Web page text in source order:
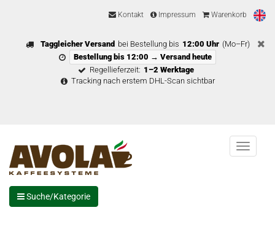
Kontakt Impressum Warenkorb
Taggleicher Versand bei Bestellung bis 12:00 Uhr (Mo–Fr)
Bestellung bis 12:00 → Versand heute
Regellieferzeit: 1–2 Werktage
Tracking nach erstem DHL-Scan sichtbar
Menu
Suche/Kategorie